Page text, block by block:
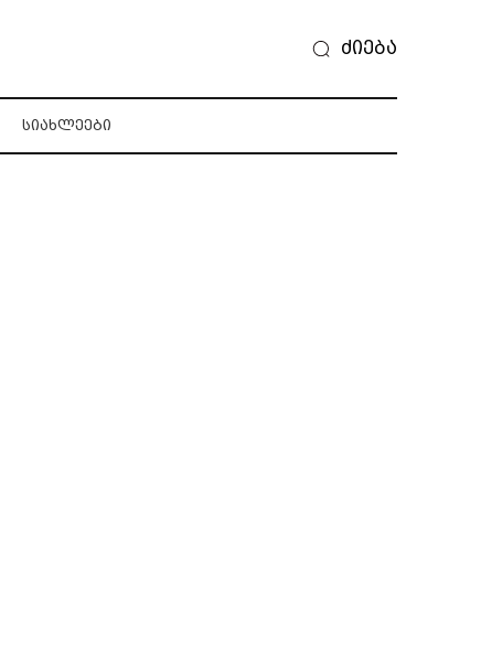
ძიება
ᲡᲘᲐᲮᲚᲔᲔᲑᲘ